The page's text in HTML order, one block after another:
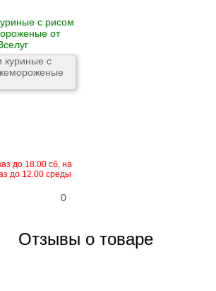
с рисом
от
до 18.00 сб, на
до 12.00 среды
0
Отзывы о товаре